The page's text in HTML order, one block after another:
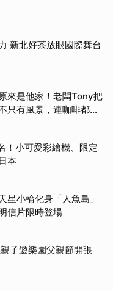
新北好茶放眼國際舞台
來是他家！老闆Tony把
有風景，連咖啡都好
！小可愛彩繪機、限定
本
星小輪化身「人魚島」
信片限時登場
子遊樂園父親節開張